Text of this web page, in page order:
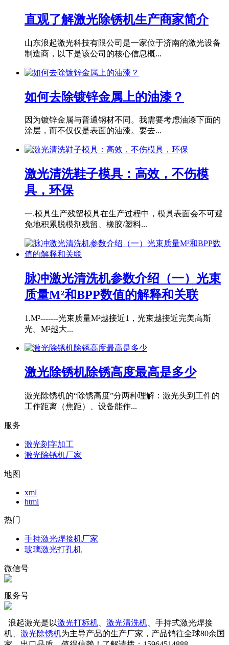
直观了解激光除锈机生产商家简介
山东浪起激光科技有限公司是一家位于济南的激光设备
制造商，以下是该公司的核心信息概...
如何去除镀锌金属上的油漆？
因为镀锌金属与普通钢材不同。我需要考虑油漆下面的
涂层，而不仅仅是表面的油漆。要去...
激光清洗鞋子模具：高效，不伤模
具，环保
一.模具生产残留模具在生产过程中，模具表面会不可避
免地积累脱模剂残留、橡胶/塑料...
脉冲激光清洗机参数介绍（一）光束
质量M²和BPP数值的解释和关联
1.M²-------光束质量M²越接近1，光束越接近完美高斯
光。M²越大...
激光除锈机除锈高度最高是多少
激光除锈机的“除锈高度”分两种理解：激光头到工件的
工作距离（焦距）、设备能作...
服务
激光刻字加工
激光除锈机厂家
地图
xml
html
热门
手持激光焊接机厂家
玻璃激光打孔机
微信号
服务号
浪起激光是以激光打标机 激光清洗机 、手持式激光焊接
机、 激光除锈机为主导产品的生产厂家，产品销往全球80余国